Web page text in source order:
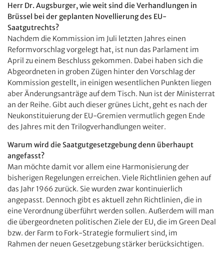
Herr Dr. Augsburger, wie weit sind die Verhandlungen in
Brüssel bei der geplanten Novellierung des EU-
Saatgutrechts?
Nachdem die Kommission im Juli letzten Jahres einen
Reformvorschlag vorgelegt hat, ist nun das Parlament im
April zu einem Beschluss gekommen. Dabei haben sich die
Abgeordneten in groben Zügen hinter den Vorschlag der
Kommission gestellt, in einigen wesentlichen Punkten liegen
aber Änderungsanträge auf dem Tisch. Nun ist der Ministerrat
an der Reihe. Gibt auch dieser grünes Licht, geht es nach der
Neukonstituierung der EU-Gremien vermutlich gegen Ende
des Jahres mit den Trilogverhandlungen weiter.
Warum wird die Saatgutgesetzgebung denn überhaupt
angefasst?
Man möchte damit vor allem eine Harmonisierung der
bisherigen Regelungen erreichen. Viele Richtlinien gehen auf
das Jahr 1966 zurück. Sie wurden zwar kontinuierlich
angepasst. Dennoch gibt es aktuell zehn Richtlinien, die in
eine Verordnung überführt werden sollen. Außerdem will man
die übergeordneten politischen Ziele der EU, die im Green Deal
bzw. der Farm to Fork-Strategie formuliert sind, im
Rahmen der neuen Gesetzgebung stärker berücksichtigen.